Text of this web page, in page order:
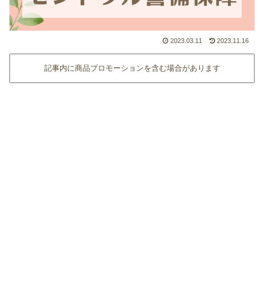
2023.03.11 2023.11.16
記事内に商品プロモーションを含む場合があります